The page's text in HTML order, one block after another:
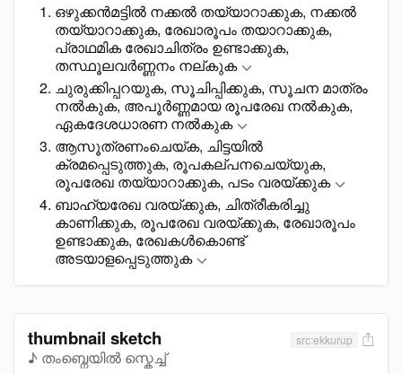
ഒഴുക്കൻമട്ടിൽ നക്കൽ തയ്യാറാക്കുക, നക്കൽ
തയ്യാറാക്കുക, രേഖാരൂപം തയാറാക്കുക,
പ്രാഥമിക രേഖാചിത്രം ഉണ്ടാക്കുക,
തസ്ഥൂലവർണ്ണനം നല്കുക
ചുരുക്കിപ്പറയുക, സൂചിപ്പിക്കുക, സൂചന മാത്രം
നൽകുക, അപൂർണ്ണമായ രൂപരേഖ നൽകുക,
ഏകദേശധാരണ നൽകുക
ആസൂത്രണംചെയ്ക, ചിട്ടയിൽ
ക്രമപ്പെടുത്തുക, രൂപകല്പനചെയ്യുക,
രൂപരേഖ തയ്യാറാക്കുക, പടം വരയ്ക്കുക
ബാഹ്യരേഖ വരയ്ക്കുക, ചിത്രീകരിച്ചു
കാണിക്കുക, രൂപരേഖ വരയ്ക്കുക, രേഖാരൂപം
ഉണ്ടാക്കുക, രേഖകൾകൊണ്ട്
അടയാളപ്പെടുത്തുക
thumbnail sketch
♪ തംബ്നെയിൽ സ്കെച്ച്
src:ekkurup